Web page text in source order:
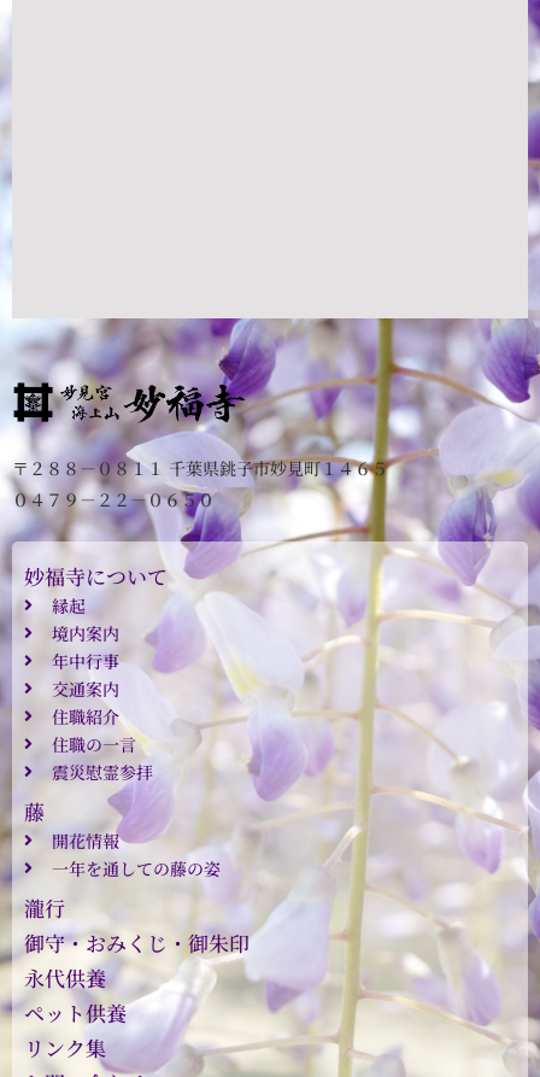
〒２８８－０８１１ 千葉県銚子市妙見町１４６５
０４７９－２２－０６５０
妙福寺について
縁起
境内案内
年中行事
交通案内
住職紹介
住職の一言
震災慰霊参拝
藤
開花情報
一年を通しての藤の姿
瀧行
御守・おみくじ・御朱印
永代供養
ペット供養
リンク集